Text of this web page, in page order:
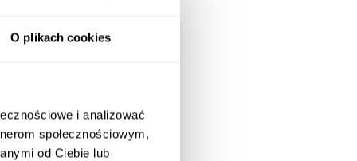
O plikach cookies
i analizować
społecznościowym,
od Ciebie lub
–
sesji
–